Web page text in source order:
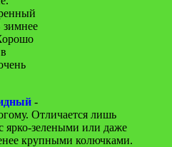
зимнее
-
Отличается лишь
ярко-зелеными или даже
крупными колючками.